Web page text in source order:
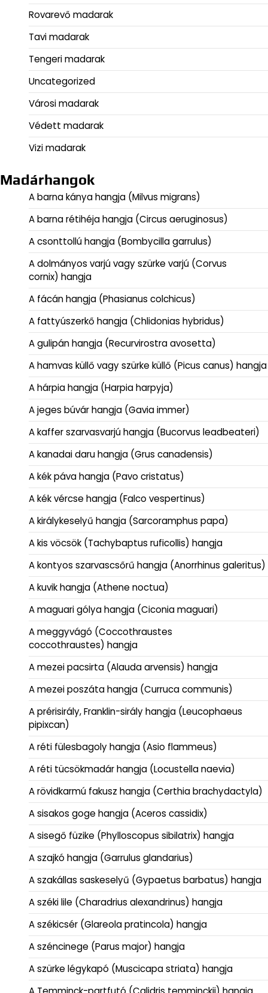
Rovarevő madarak
Tavi madarak
Tengeri madarak
Uncategorized
Városi madarak
Védett madarak
Vizi madarak
Madárhangok
A barna kánya hangja (Milvus migrans)
A barna rétihéja hangja (Circus aeruginosus)
A csonttollú hangja (Bombycilla garrulus)
A dolmányos varjú vagy szürke varjú (Corvus
cornix) hangja
A fácán hangja (Phasianus colchicus)
A fattyúszerkő hangja (Chlidonias hybridus)
A gulipán hangja (Recurvirostra avosetta)
A hamvas küllő vagy szürke küllő (Picus canus) hangja
A hárpia hangja (Harpia harpyja)
A jeges búvár hangja (Gavia immer)
A kaffer szarvasvarjú hangja (Bucorvus leadbeateri)
A kanadai daru hangja (Grus canadensis)
A kék páva hangja (Pavo cristatus)
A kék vércse hangja (Falco vespertinus)
A királykeselyű hangja (Sarcoramphus papa)
A kis vöcsök (Tachybaptus ruficollis) hangja
A kontyos szarvascsőrű hangja (Anorrhinus galeritus)
A kuvik hangja (Athene noctua)
A maguari gólya hangja (Ciconia maguari)
A meggyvágó (Coccothraustes
coccothraustes) hangja
A mezei pacsirta (Alauda arvensis) hangja
A mezei poszáta hangja (Curruca communis)
A prérisirály, Franklin-sirály hangja (Leucophaeus
pipixcan)
A réti fülesbagoly hangja (Asio flammeus)
A réti tücsökmadár hangja (Locustella naevia)
A rövidkarmú fakusz hangja (Certhia brachydactyla)
A sisakos goge hangja (Aceros cassidix)
A sisegő füzike (Phylloscopus sibilatrix) hangja
A szajkó hangja (Garrulus glandarius)
A szakállas saskeselyű (Gypaetus barbatus) hangja
A széki lile (Charadrius alexandrinus) hangja
A székicsér (Glareola pratincola) hangja
A széncinege (Parus major) hangja
A szürke légykapó (Muscicapa striata) hangja